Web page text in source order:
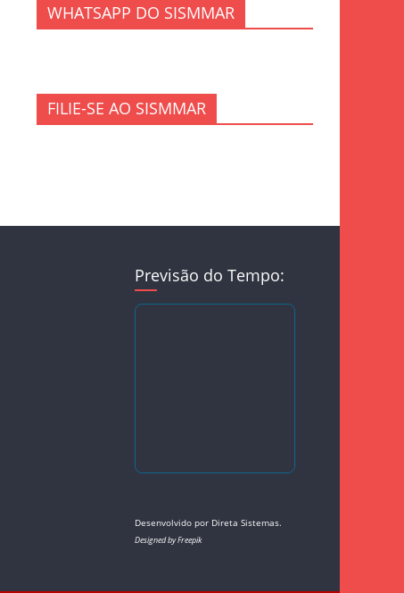
WHATSAPP DO SISMMAR
FILIE-SE AO SISMMAR
Previsão do Tempo:
Desenvolvido por Direta Sistemas.
Designed by Freepik